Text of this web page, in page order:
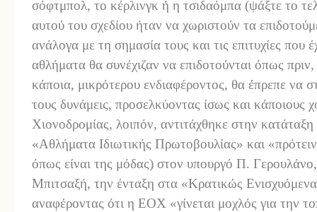
σόφτμπολ, το κέρλινγκ ή η τσιδαόμπα (ψάξτε το
αυτού του σχεδίου ήταν να χωριστούν τα
ανάλογα με τη σημασία τους και τις επιτυχίες που
αθλήματα θα συνέχιζαν να επιδοτούνται όπως
κάποια, μικρότερου ενδιαφέροντος, θα έπρεπε να
τους δυνάμεις, προσελκύοντας ίσως και
Χιονοδρομίας, λοιπόν, αντιτάχθηκε στην
«Αθλήματα Ιδιωτικής Πρωτοβουλίας» και
όπως είναι της μόδας) στον υπουργό Π.
Μπιτσαξή, την ένταξη στα «Κρατικώς
αναφέροντας ότι η ΕΟΧ «γίνεται μοχλός για την